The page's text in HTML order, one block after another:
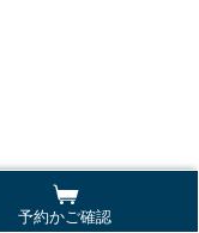
予約かご確認